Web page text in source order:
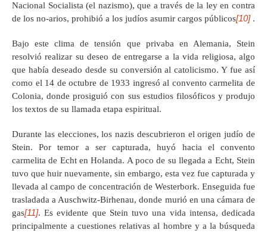
Nacional Socialista (el nazismo), que a través de la ley en contra
de los no-arios, prohibió a los judíos asumir cargos públicos[10].
Bajo este clima de tensión que privaba en Alemania, Stein
resolvió realizar su deseo de entregarse a la vida religiosa, algo
que había deseado desde su conversión al catolicismo. Y fue así
como el 14 de octubre de 1933 ingresó al convento carmelita de
Colonia, donde prosiguió con sus estudios filosóficos y produjo
los textos de su llamada etapa espiritual.
Durante las elecciones, los nazis descubrieron el origen judío de
Stein. Por temor a ser capturada, huyó hacia el convento
carmelita de Echt en Holanda. A poco de su llegada a Echt, Stein
tuvo que huir nuevamente, sin embargo, esta vez fue capturada y
llevada al campo de concentración de Westerbork. Enseguida fue
trasladada a Auschwitz-Birhenau, donde murió en una cámara de
gas[11]. Es evidente que Stein tuvo una vida intensa, dedicada
principalmente a cuestiones relativas al hombre y a la búsqueda